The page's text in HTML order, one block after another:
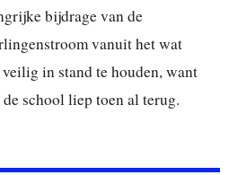
bijdrage van de
vanuit het wat
in stand te houden, want
school liep toen al terug.